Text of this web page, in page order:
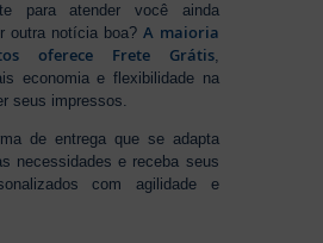
para atender você ainda
outra notícia boa?A maioria
oferece Frete Grátis,
economia e flexibilidade na
seus impressos.
de entrega que se adapta
necessidades e receba seus
com agilidade e